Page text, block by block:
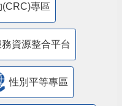
(CRC)專區
資源整合平台
性別平等專區